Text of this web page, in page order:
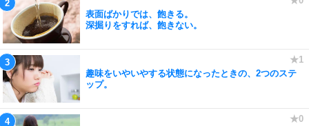
表面ばかりでは、飽きる。
深掘りをすれば、飽きない。
趣味をいやいやする状態になったときの、2つのステ
ップ。